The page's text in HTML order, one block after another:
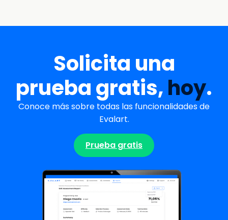
Solicita una
prueba gratis,hoy.
Conoce más sobre todas las funcionalidades de
Evalart.
Prueba gratis